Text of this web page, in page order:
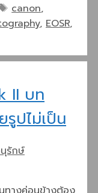
Tags
canon,
, EOSR,
II บท
ปไม่เป็น
รักษ์